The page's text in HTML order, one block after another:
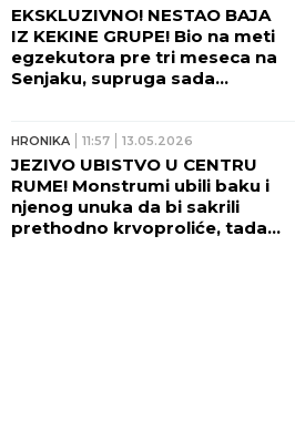
EKSKLUZIVNO! NESTAO BAJA
IZ KEKINE GRUPE! Bio na meti
egzekutora pre tri meseca na
Senjaku, supruga sada
HRONIKA 11:57 13.05.2026
JEZIVO UBISTVO U CENTRU
RUME! Monstrumi ubili baku i
njenog unuka da bi sakrili
prethodno krvoproliće, tada